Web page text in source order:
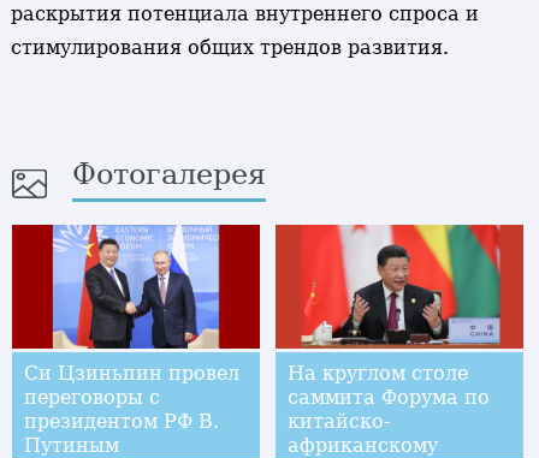
раскрытия потенциала внутреннего спроса и
стимулирования общих трендов развития.
Фотогалерея
Си Цзиньпин провел
переговоры с
президентом РФ В.
Путиным
На круглом столе
саммита Форума по
китайско-
африканскому